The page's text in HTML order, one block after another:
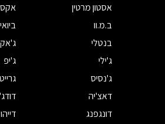
אסטון מרטין
ב.מ.וו
בנטלי
ג'ילי
ג'יפ
ג'נסיס
דאצ'יה
דודג'
דונגפנג
דייהו